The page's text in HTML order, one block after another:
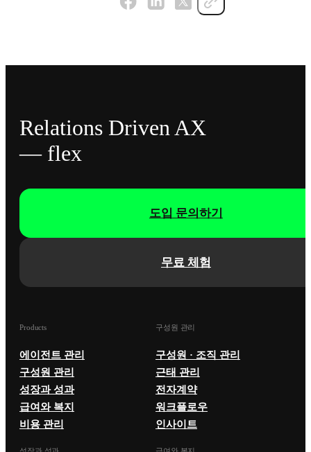
Relations Driven AX
— flex
무료 체험
도입 문의하기
Products
에이전트 관리
구성원 관리
성장과 성과
급여와 복지
비용 관리
구성원 관리
구성원 · 조직 관리
근태 관리
전자계약
워크플로우
인사이트